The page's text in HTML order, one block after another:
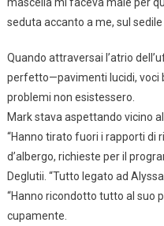
mascella mi faceva male per
seduta accanto a me, sul
Quando attraversai l’atrio
perfetto—pavimenti lucidi, voci
problemi non esistessero.
Mark stava aspettando vicino
“Hanno tirato fuori i rapporti di
d’albergo, richieste per il
Deglutii. “Tutto legato ad
“Hanno ricondotto tutto al suo
cupamente.